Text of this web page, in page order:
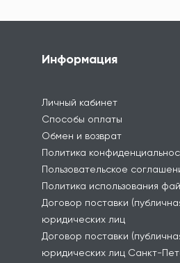
Информация
Личный кабинет
Способы оплаты
Обмен и возврат
Политика
Пользовательское
Политика использования
Договор поставки
юридических лиц
Договор поставки
юридических лиц Санкт-